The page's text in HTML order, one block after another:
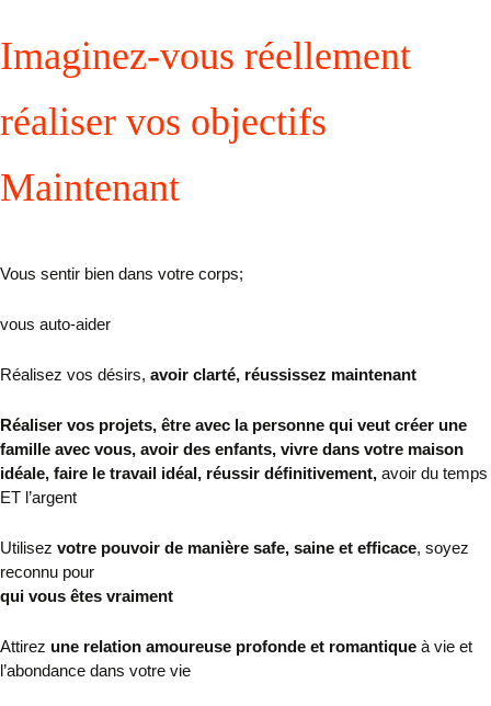
Imaginez-vous réellement
réaliser vos objectifs
Maintenant
Vous sentir bien dans votre corps;
vous auto-aider
Réalisez vos désirs, avoir clarté, réussissez maintenant
Réaliser vos projets, être avec la personne qui veut créer une
famille avec vous, avoir des enfants, vivre dans votre maison
idéale, faire le travail idéal, réussir définitivement, avoir du temps
ET l’argent
Utilisez votre pouvoir de manière safe, saine et efficace, soyez
reconnu pour
qui vous êtes vraiment
Attirez une relation amoureuse profonde et romantique à vie et
l’abondance dans votre vie